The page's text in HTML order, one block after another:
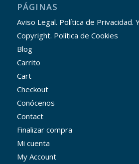
PÁGINAS
Aviso Legal. Política de Privacidad.
Copyright. Política de Cookies
Blog
Carrito
Cart
Checkout
Conócenos
Contact
Finalizar compra
Mi cuenta
My Account